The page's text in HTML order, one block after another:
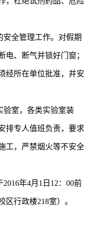
安全管理工作。对假期
电、断气并锁好门窗；
经所在单位批准，并安
验室，各类实验室装
排专人值班负责，要求
工，严禁烟火等不安全
2016年4月 1 日 12 ： 00前
区行政楼218室）。